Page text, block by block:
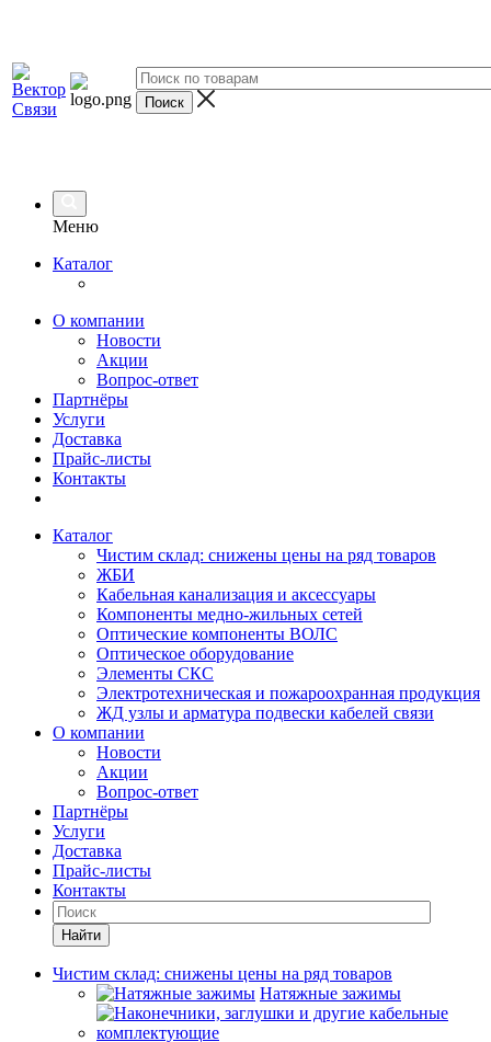
Меню
Каталог
О компании
Новости
Акции
Вопрос-ответ
Партнёры
Услуги
Доставка
Прайс-листы
Контакты
Каталог
Чистим склад: снижены цены на ряд товаров
ЖБИ
Кабельная канализация и аксессуары
Компоненты медно-жильных сетей
Оптические компоненты ВОЛС
Оптическое оборудование
Элементы СКС
Электротехническая и пожароохранная продукция
ЖД узлы и арматура подвески кабелей связи
О компании
Новости
Акции
Вопрос-ответ
Партнёры
Услуги
Доставка
Прайс-листы
Контакты
Найти
Чистим склад: снижены цены на ряд товаров
Натяжные зажимы